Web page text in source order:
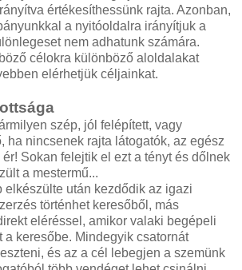
értékesíthessünk rajta. Azonban,
a nyitóoldalra irányítjuk a
nem adhatunk számára.
célokra különböző aloldalakat
elérhetjük céljainkat.
szép, jól felépített, vagy
ha nincsenek rajta látogatók, az egész
Sokan felejtik el ezt a tényt és dőlnek
a mestermű...
elkészülte után kezdődik az igazi
történhet keresőből, más
eléréssel, amikor valaki begépeli
a keresőbe. Mindegyik csatornát
és az a cél lebegjen a szemünk